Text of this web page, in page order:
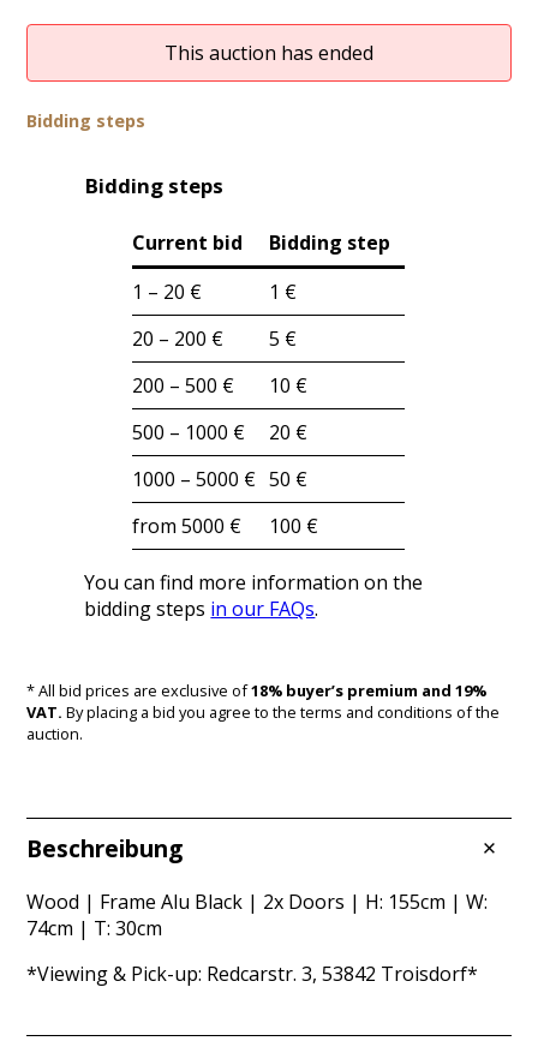
This auction has ended
Bidding steps
Bidding steps
Current bid
Bidding step
1 – 20 €
1 €
20 – 200 €
5 €
200 – 500 €
10 €
500 – 1000 €
20 €
1000 – 5000 € 50 €
from 5000 €
100 €
You can find more information on the
bidding steps in our FAQs.
* All bid prices are exclusive of18% buyer’s premium and 19%
VAT. By placing a bid you agree to the terms and conditions of the
auction.
Beschreibung
Wood | Frame Alu Black | 2x Doors | H: 155cm | W:
74cm | T: 30cm
*Viewing & Pick-up: Redcarstr. 3, 53842 Troisdorf*